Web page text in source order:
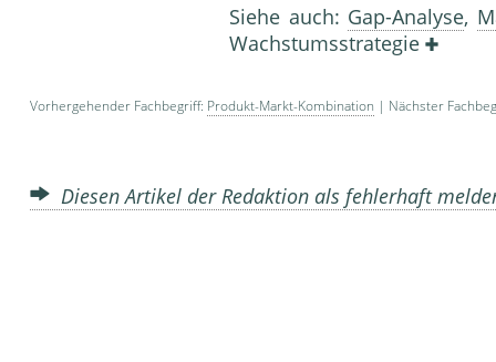
Siehe auch: Gap-Analyse,
Wachstumsstra­tegie
Vorhergehender Fachbegriff: Produkt-Markt-Kombination | Nächster
Diesen Artikel der Redaktion als fehlerhaft